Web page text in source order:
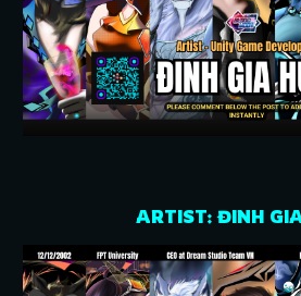
ARTIST: ĐINH